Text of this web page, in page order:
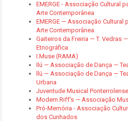
EMERGE - Associação Cultural
Arte Contemporânea
EMERGE — Associação Cultural
Arte Contemporânea
Gaiteiros da Freiria — T. Vedras
Etnográfica
I.Muse (RAMA)
Ilú — Associação de Dança —
llú — Associação de Dança —
Urbana
Juventude Musical
Modern Riff's — Associação
Pró-Memória - Associação
dos Cunhados